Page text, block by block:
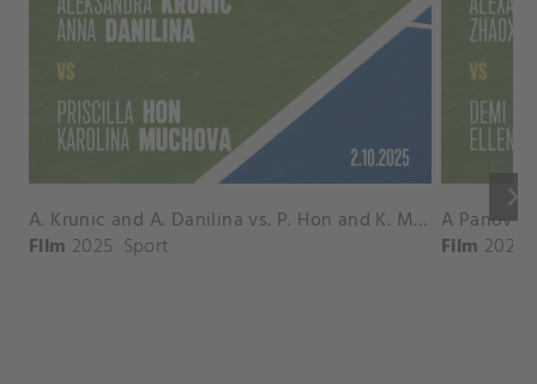
keyboard_arrow_right
A. Krunic and A. Danilina vs. P. Hon and K. Muchova Match Highlights - BEIJING_Capital Group Diamond ( October 02, 2025)
Film 2025 Sport Film 2026